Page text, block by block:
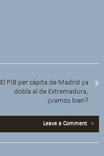
El PIB per cápita de Madrid ya
dobla al de Extremadura,
¿vamos bien?
Leave a Comment >